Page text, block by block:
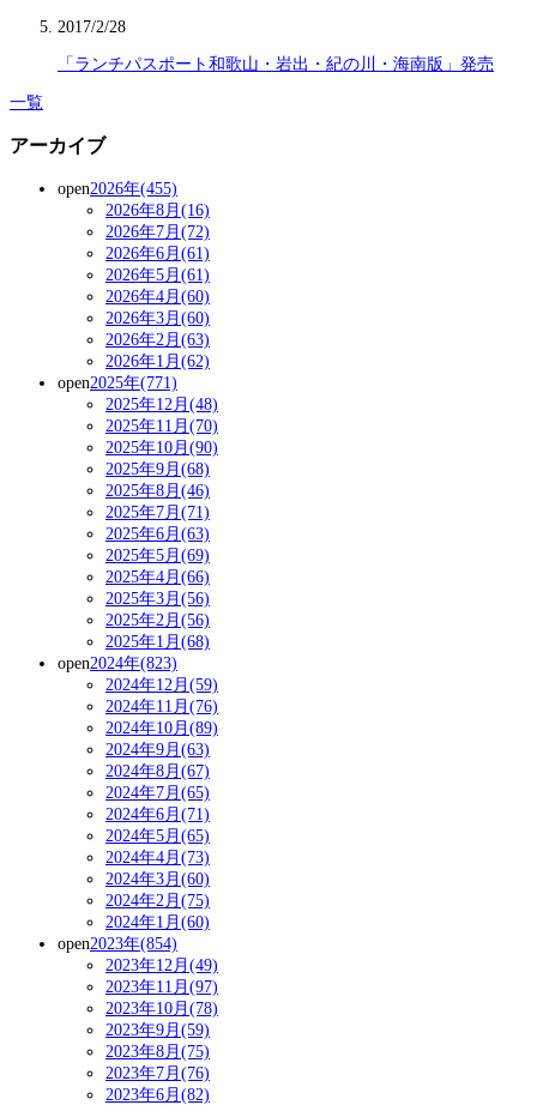
2017/2/28
「ランチパスポート和歌山・岩出・紀の川・海南版」発売
一覧
アーカイブ
open2026年(455)
2026年8月(16)
2026年7月(72)
2026年6月(61)
2026年5月(61)
2026年4月(60)
2026年3月(60)
2026年2月(63)
2026年1月(62)
open2025年(771)
2025年12月(48)
2025年11月(70)
2025年10月(90)
2025年9月(68)
2025年8月(46)
2025年7月(71)
2025年6月(63)
2025年5月(69)
2025年4月(66)
2025年3月(56)
2025年2月(56)
2025年1月(68)
open2024年(823)
2024年12月(59)
2024年11月(76)
2024年10月(89)
2024年9月(63)
2024年8月(67)
2024年7月(65)
2024年6月(71)
2024年5月(65)
2024年4月(73)
2024年3月(60)
2024年2月(75)
2024年1月(60)
open2023年(854)
2023年12月(49)
2023年11月(97)
2023年10月(78)
2023年9月(59)
2023年8月(75)
2023年7月(76)
2023年6月(82)